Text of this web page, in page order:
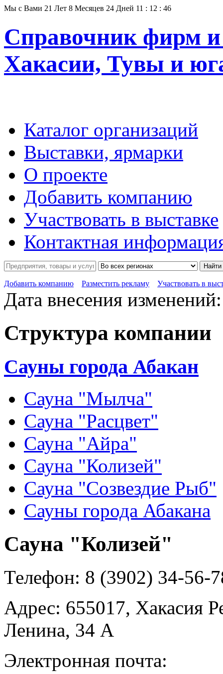
Мы с Вами 21 Лет 8 Месяцев 24 Дней 11 : 12 : 47
Справочник фирм и
Хакасии, Тувы и
Каталог организаций
Выставки, ярмарки
О проекте
Добавить компанию
Участвовать в выставке
Контактная
Найти
Добавить компанию Разместить рекламу Участвовать в
Дата внесения
Структура компании
Сауны города Абакан
Сауна "Мылча"
Сауна "Расцвет"
Сауна "Айра"
Сауна "Колизей"
Сауна "Созвездие Рыб"
Сауны города Абакана
Сауна "Колизей"
Телефон: 8 (3902) 34-56-
Адрес: 655017, Хакасия
Ленина, 34 А
Электронная почта: